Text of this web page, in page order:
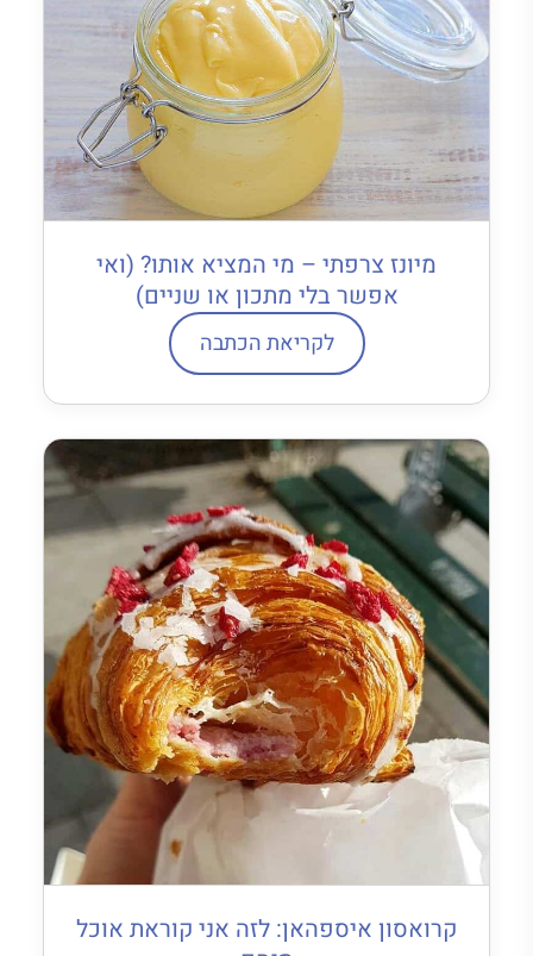
מיונז צרפתי – מי המציא אותו? (ואי
אפשר בלי מתכון או שניים)
לקריאת הכתבה
קרואסון איספהאן: לזה אני קוראת אוכל